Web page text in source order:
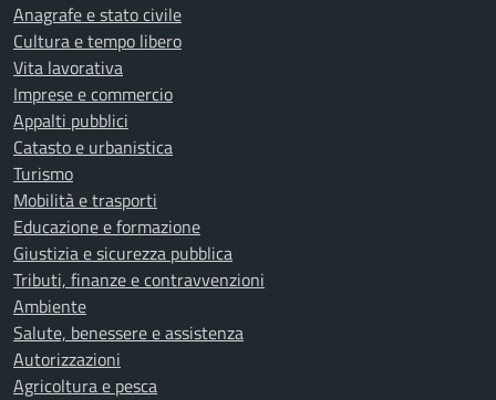
Anagrafe e stato civile
Cultura e tempo libero
Vita lavorativa
Imprese e commercio
Appalti pubblici
Catasto e urbanistica
Turismo
Mobilità e trasporti
Educazione e formazione
Giustizia e sicurezza pubblica
Tributi, finanze e contravvenzioni
Ambiente
Salute, benessere e assistenza
Autorizzazioni
Agricoltura e pesca